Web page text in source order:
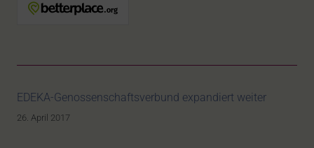
EDEKA-Genossenschaftsverbund expandiert weiter
26. April 2017